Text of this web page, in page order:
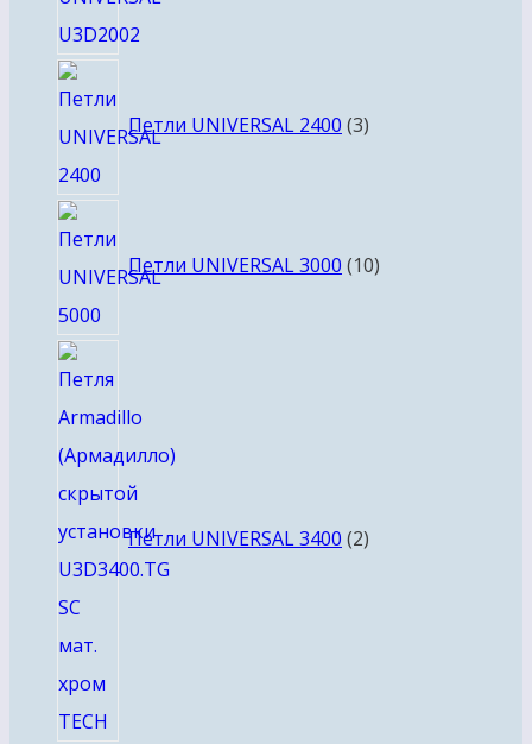
Петли UNIVERSAL 2400 3товара
Петли UNIVERSAL 3000 10товаров
Петли UNIVERSAL 3400 2